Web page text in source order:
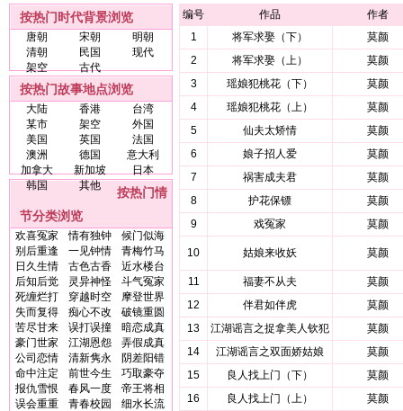
按热门时代背景浏览
唐朝 宋朝
明朝
清朝
民国
现代
架空
古代
按热门故事地点浏览
大陆 香港
台湾
某市
架空
外国
美国
英国
法国
澳洲
德国
意大利
加拿大
新加坡
日本
韩国
其他
按热门情
节分类浏览
欢喜冤家 情有独钟
候门似海
别后重逢
一见钟情
青梅竹马
日久生情
古色古香
近水楼台
后知后觉
灵异神怪
斗气冤家
死缠烂打
穿越时空
摩登世界
失而复得
痴心不改
破镜重圆
苦尽甘来
误打误撞
暗恋成真
豪门世家
江湖恩怨
弄假成真
公司恋情
清新隽永
阴差阳错
命中注定
前世今生
巧取豪夺
报仇雪恨
春风一度
帝王将相
误会重重
青春校园
细水长流
编号 作品
作者
1
将军求娶（下）
莫颜
2
将军求娶（上）
莫颜
3
瑶娘犯桃花（下）
莫颜
4
瑶娘犯桃花（上）
莫颜
5
仙夫太矫情
莫颜
6
娘子招人爱
莫颜
7
祸害成夫君
莫颜
8
护花保镖
莫颜
9
戏冤家 莫颜
10 姑娘来收妖 莫颜
11 福妻不从夫
莫颜
12
伴君如伴虎
莫颜
13
江湖谣言之捉拿美人钦犯
莫颜
14
江湖谣言之双面娇姑娘
莫颜
15
良人找上门（下）
莫颜
16
良人找上门（上）
莫颜